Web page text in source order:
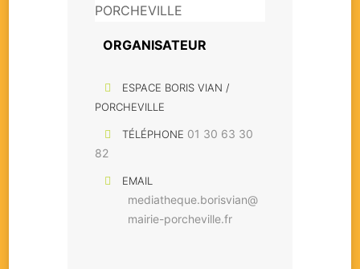
ORGANISATEUR
ESPACE BORIS VIAN /
PORCHEVILLE
TÉLÉPHONE 01 30 63 30
82
EMAIL
mediatheque.borisvian@
mairie-porcheville.fr